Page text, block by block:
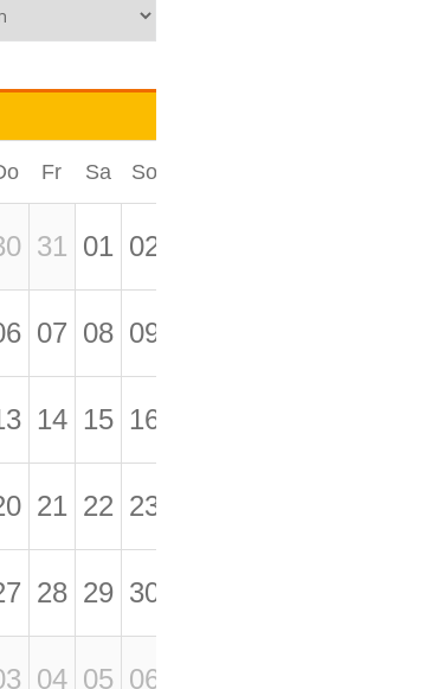
Fr Sa So
31 01 02
07 08 09
14 15 16
21 22 23
28 29 30
04 05 06